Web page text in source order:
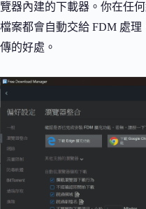
覽器內建的下載器。你在任
檔案都會自動交給 FDM 處
傳的好處。